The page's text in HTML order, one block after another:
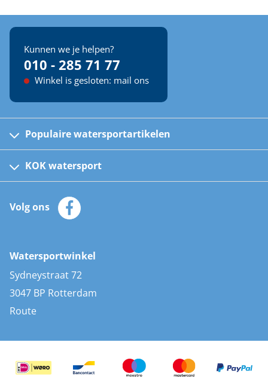
Kunnen we je helpen?
010 - 285 71 77
Winkel is gesloten: mail ons
Populaire watersportartikelen
Kinder reddingsvesten
Automatische reddingsvesten
Zeilkleding
Zonnepanelen
AIS transponders
Stootwillen en fenders
Bootkussens
Zwemtrappen
KOK watersport
Klantenservice
Merken
Volg ons
Watersportwinkel
Sydneystraat 72
3047 BP Rotterdam
Route